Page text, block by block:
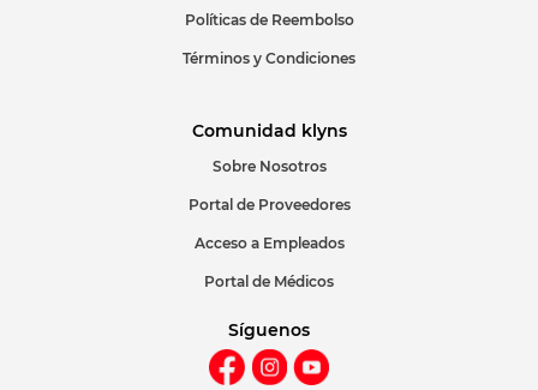
Políticas de Reembolso
Términos y Condiciones
Comunidad klyns
Sobre Nosotros
Portal de Proveedores
Acceso a Empleados
Portal de Médicos
Síguenos